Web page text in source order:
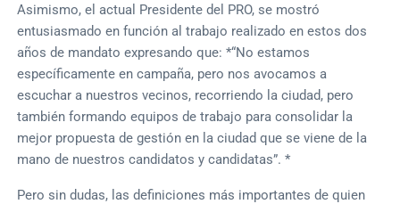
Asimismo, el actual Presidente del PRO, se mostró
entusiasmado en función al trabajo realizado en estos dos
años de mandato expresando que: *“No estamos
específicamente en campaña, pero nos avocamos a
escuchar a nuestros vecinos, recorriendo la ciudad, pero
también formando equipos de trabajo para consolidar la
mejor propuesta de gestión en la ciudad que se viene de la
mano de nuestros candidatos y candidatas”. *
Pero sin dudas, las definiciones más importantes de quien